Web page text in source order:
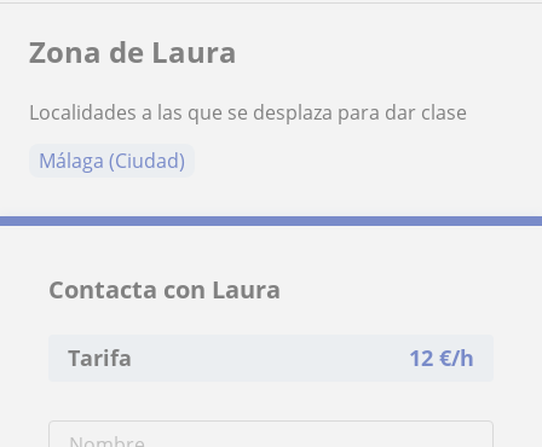
Zona de Laura
Localidades a las que se desplaza para dar clase
Málaga (Ciudad)
Contacta con Laura
Tarifa 12 €/h